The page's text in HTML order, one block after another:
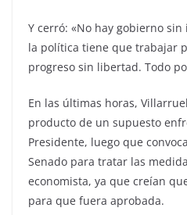
Y cerró: «No hay gobierno
la política tiene que trabajar
progreso sin libertad. Todo
En las últimas horas,
producto de un supuesto
Presidente, luego que
Senado para tratar las
economista, ya que creían
para que fuera aprobada.